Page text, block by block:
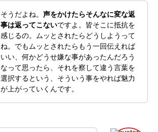
そうだよね。 声をかけたらそんなに変な返
事は返ってこないですよ。皆そこに抵抗を
感じるの。ムッとされたらどうしようって
ね。でもムッとされたらもう一回伝えれば
いい、何かどうせ嫌な事があったんだろう
なって思ったら、それを察して違う言葉を
選択するという、そういう事をやれば魅力
が上がっていくんです。